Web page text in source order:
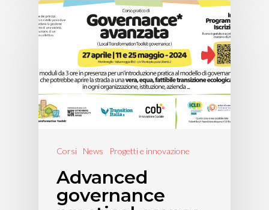
Corsi News Progetti e innovazione
Advanced
governance